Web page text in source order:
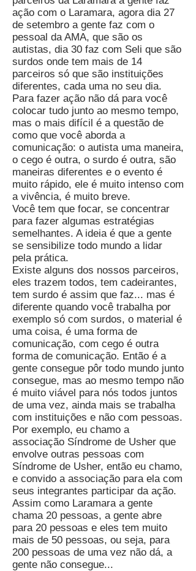
ação com o Laramara, agora dia 27
de setembro a gente faz com o
pessoal da AMA, que são os
autistas, dia 30 faz com Seli que são
surdos onde tem mais de 14
parceiros só que são instituições
diferentes, cada uma no seu dia.
Para fazer ação não dá para você
colocar tudo junto ao mesmo tempo,
mas o mais difícil é a questão de
como que você aborda a
comunicação: o autista uma maneira,
o cego é outra, o surdo é outra, são
maneiras diferentes e o evento é
muito rápido, ele é muito intenso com
a vivência, é muito breve.
Você tem que focar, se concentrar
para fazer algumas estratégias
semelhantes. A ideia é que a gente
se sensibilize todo mundo a lidar
pela prática.
Existe alguns dos nossos parceiros,
eles trazem todos, tem cadeirantes,
tem surdo é assim que faz... mas é
diferente quando você trabalha por
exemplo só com surdos, o material é
uma coisa, é uma forma de
comunicação, com cego é outra
forma de comunicação. Então é a
gente consegue pôr todo mundo junto
consegue, mas ao mesmo tempo não
é muito viável para nós todos juntos
de uma vez, ainda mais se trabalha
com instituições e não com pessoas.
Por exemplo, eu chamo a
associação Síndrome de Usher que
envolve outras pessoas com
Síndrome de Usher, então eu chamo,
e convido a associação para ela com
seus integrantes participar da ação.
Assim como Laramara a gente
chama 20 pessoas, a gente abre
para 20 pessoas e eles tem muito
mais de 50 pessoas, ou seja, para
200 pessoas de uma vez não dá, a
gente não consegue...